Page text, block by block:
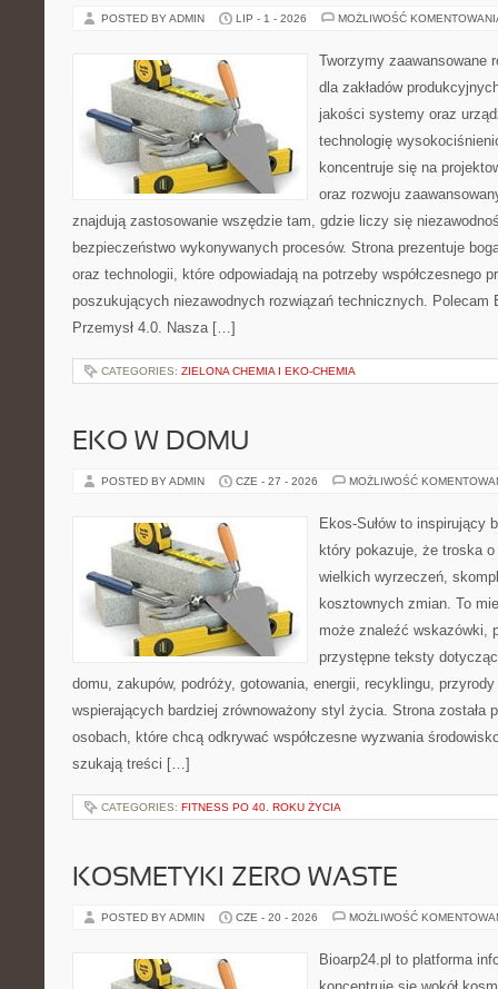
POSTED BY ADMIN LIP - 1 - 2026 MOŻLIWOŚĆ
Tworzymy zaawansowane
dla zakładów
jakości systemy oraz
technologię
koncentruje się na
oraz rozwoju
znajdują zastosowanie wszędzie tam, gdzie liczy się
bezpieczeństwo wykonywanych procesów. Strona prezentuje
oraz technologii, które odpowiadają na potrzeby współczesnego
poszukujących niezawodnych rozwiązań technicznych. Polecam
Przemysł 4.0. Nasza […]
CATEGORIES: ZIELONA CHEMIA I EKO-CHEMIA
EKO W DOMU
POSTED BY ADMIN CZE - 27 - 2026 MOŻLIWOŚĆ
Ekos-Sułów to inspirujący
który pokazuje, że troska
wielkich wyrzeczeń,
kosztownych zmian. To
może znaleźć wskazówki,
przystępne teksty
domu, zakupów, podróży, gotowania, energii, recyklingu,
wspierających bardziej zrównoważony styl życia. Strona została
osobach, które chcą odkrywać współczesne wyzwania
szukają treści […]
CATEGORIES: FITNESS PO 40. ROKU ŻYCIA
KOSMETYKI ZERO WASTE
POSTED BY ADMIN CZE - 20 - 2026 MOŻLIWOŚĆ
Bioarp24.pl to platforma